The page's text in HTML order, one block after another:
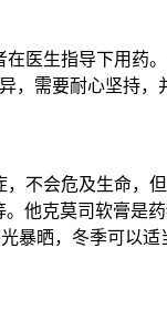
医生指导下用药
，需要耐心坚持，
不会危及生命，
他克莫司软膏是
暴晒，冬季可以适